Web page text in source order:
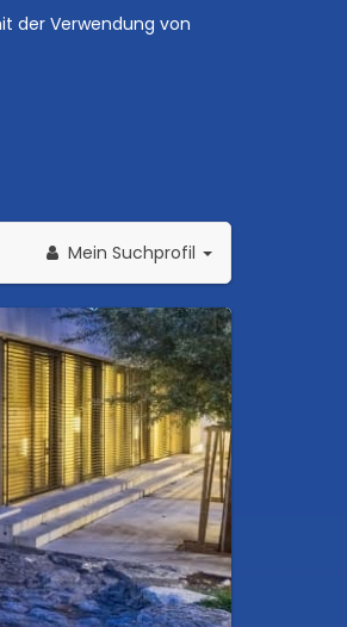
der Verwendung von
Mein Suchprofil